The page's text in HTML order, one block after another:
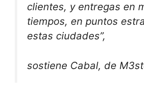
clientes, y entregas en
tiempos, en puntos
estas ciudades”,
sostiene Cabal, de